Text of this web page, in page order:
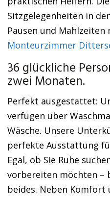
Sitzgelegenheiten in
Pausen und Mahlzeiten
Monteurzimmer
36 glückliche
zwei Monaten.
Perfekt ausgestattet:
verfügen über
Wäsche. Unsere
perfekte Ausstattung
Egal, ob Sie Ruhe
vorbereiten möchten –
beides. Neben